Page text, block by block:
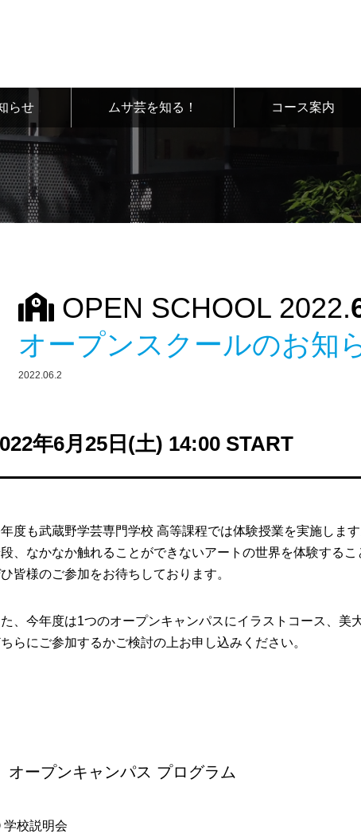
らせ ムサ芸を知る！ コース案内
OPEN SCHOOL 2022.
オープンスクールのお知
2022.06.2
年6月25日(土) 14:00 START
度も武蔵野学芸専門学校 高等課程では体験授業を実施します
、なかなか触れることができないアートの世界を体験するこ
皆様のご参加をお待ちしております。
た、今年度は1つのオープンキャンパスにイラストコース、美
らにご参加するかご検討の上お申し込みください。
オープンキャンパス プログラム
校説明会